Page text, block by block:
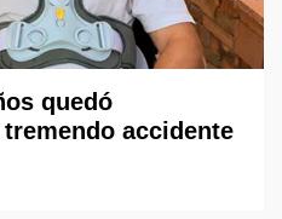
quedó
accidente